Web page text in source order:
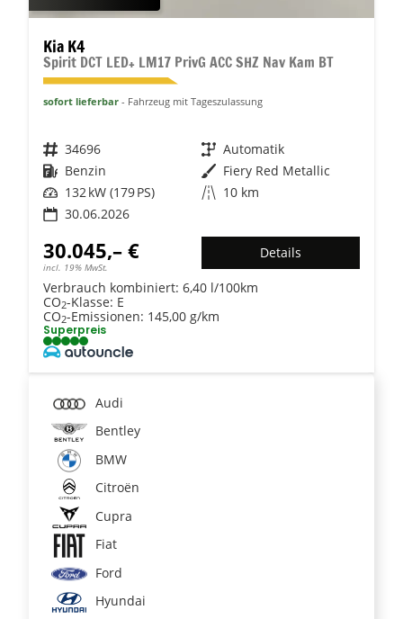
Kia K4
Spirit DCT LED+ LM17 PrivG ACC SHZ Nav Kam BT
sofort lieferbar Fahrzeug mit Tageszulassung
Fahrzeugnr. 34696 Getriebe Automatik
Kraftstoff Benzin Außenfarbe Fiery Red Metallic
Leistung 132 kW (179 PS) Kilometerstand 10 km
30.06.2026
30.045,– €
incl. 19% MwSt.
Details
Verbrauch kombiniert: 6,40 l/100km
CO2-Klasse: E
CO2-Emissionen: 145,00 g/km
Superpreis
Audi
Bentley
BMW
Citroën
Cupra
Fiat
Ford
Hyundai